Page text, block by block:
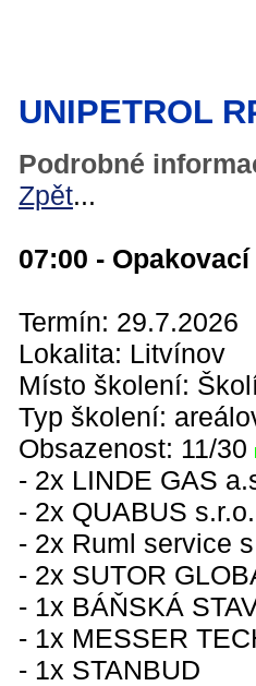
UNIPETROL
Podrobné
Zpět...
07:00 -
Termín: 29.7.2026
Lokalita: Litvínov
Místo školení:
Typ školení:
Obsazenost: 11/30
- 2x LINDE GAS
- 2x QUABUS s.r.o.
- 2x Ruml service
- 2x SUTOR
- 1x BÁŇSKÁ
- 1x MESSER
- 1x STANBUD